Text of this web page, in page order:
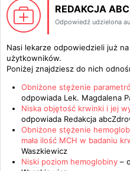
REDAKCJA
Odpowiedź udzielona
Nasi lekarze odpowiedzieli już
użytkowników.
Poniżej znajdziesz do nich
Obniżone stężenie
odpowiada Lek. Magdalena
Niska objętość krwinki i jej
odpowiada Redakcja
Obniżone stężenie
mała ilość MCH w badaniu
Waszkiewicz
Niski poziom hemoglobiny –